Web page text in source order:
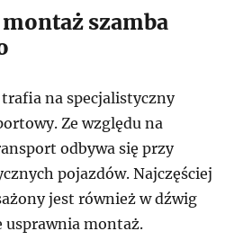
szamba
na specjalistyczny
Ze względu na
odbywa się przy
pojazdów. Najczęściej
jest również w dźwig
usprawnia montaż.